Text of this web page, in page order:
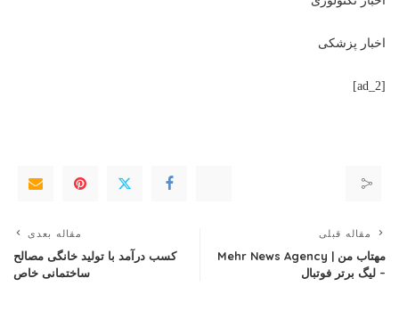
اخبار پزشکی
[ad_2]
مقاله قبلی
مهتاب من | Mehr News Agency
– لیگ برتر فوتبال
مقاله بعدی
کسب درآمد با تولید خانگی مصالح
ساختمانی خاص